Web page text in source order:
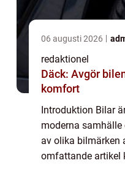
06 augusti 2026
redaktionel
Däck: Avgör
komfort
Introduktion Bilar
moderna
av olika bilmärken
omfattande artikel